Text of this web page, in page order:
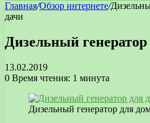
Главная/Обзор интернете/
дачи
Дизельный
13.02.2019
0 Время чтения: 1 минута
Дизельный генератор для